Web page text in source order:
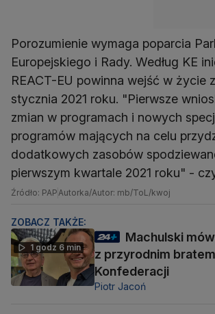
Porozumienie wymaga poparcia
Europejskiego i Rady. Według KE
REACT-EU powinna wejść w życie
stycznia 2021 roku. "Pierwsze
zmian w programach i nowych
programów mających na celu
dodatkowych zasobów
pierwszym kwartale 2021 roku" -
Źródło: PAPAutorka/Autor: mb/ToL/kwoj
ZOBACZ TAKŻE:
1 godz 6 min
Machulski
z przyrodnim
Konfederacji
Piotr Jacoń